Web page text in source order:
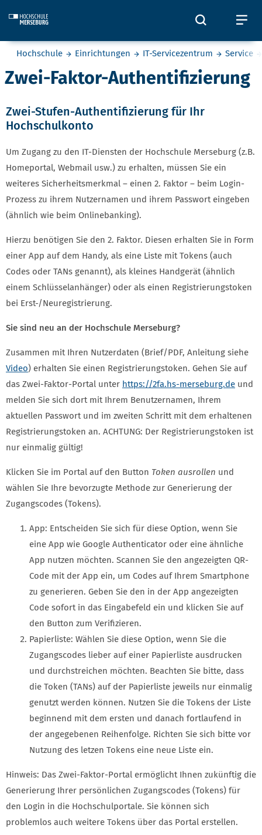
Öffnet
Sie befinden sich hier:
Hochschule Einrichtungen IT-Servicezentrum Service
Zwei-Faktor-Authentifizierung
Zwei-Stufen-Authentifizierung für Ihr
Hochschulkonto
Um Zugang zu den IT-Diensten der Hochschule Merseburg (z.B.
Homeportal, Webmail usw.) zu erhalten, müssen Sie ein
weiteres Sicherheitsmerkmal – einen 2. Faktor – beim Login-
Prozess zu ihrem Nutzernamen und ihrem Passwort eingeben
(ähnlich wie beim Onlinebanking).
Hierzu benötigen Sie den 2. Faktor. Diesen erhalten Sie in Form
einer App auf dem Handy, als eine Liste mit Tokens (auch
Codes oder TANs genannt), als kleines Handgerät (ähnlich
einem Schlüsselanhänger) oder als einen Registrierungstoken
bei Erst-/Neuregistrierung.
Sie sind neu an der Hochschule Merseburg?
Zusammen mit Ihren Nutzerdaten (Brief/PDF, Anleitung siehe
Video) erhalten Sie einen Registrierungstoken. Gehen Sie auf
das Zwei-Faktor-Portal unter https://2fa.hs-merseburg.de und
melden Sie sich dort mit Ihrem Benutzernamen, Ihrem
aktuellen Passwort und im zweiten Schritt mit dem erhaltenen
Registrierungstoken an. ACHTUNG: Der Registrierungstoken ist
nur einmalig gültig!
Klicken Sie im Portal auf den Button Token ausrollen und
wählen Sie Ihre bevorzugte Methode zur Generierung der
Zugangscodes (Tokens).
App: Entscheiden Sie sich für diese Option, wenn Sie
eine App wie Google Authenticator oder eine ähnliche
App nutzen möchten. Scannen Sie den angezeigten QR-
Code mit der App ein, um Codes auf Ihrem Smartphone
zu generieren. Geben Sie den in der App angezeigten
Code sofort in das Eingabefeld ein und klicken Sie auf
den Button zum Verifizieren.
Papierliste: Wählen Sie diese Option, wenn Sie die
Zugangscodes lieber auf einer Papierliste ausdrucken
und durchstreichen möchten. Beachten Sie bitte, dass
die Token (TANs) auf der Papierliste jeweils nur einmalig
genutzt werden können. Nutzen Sie die Tokens der Liste
beginnend mit dem ersten und danach fortlaufend in
der angegebenen Reihenfolge. Richten Sie sich bitte vor
Nutzung des letzen Tokens eine neue Liste ein.
Hinweis: Das Zwei-Faktor-Portal ermöglicht Ihnen zukünftig die
Generierung Ihrer persönlichen Zugangscodes (Tokens) für
den Login in die Hochschulportale. Sie können sich
problemlos auch weitere Tokens über das Portal erstellen.